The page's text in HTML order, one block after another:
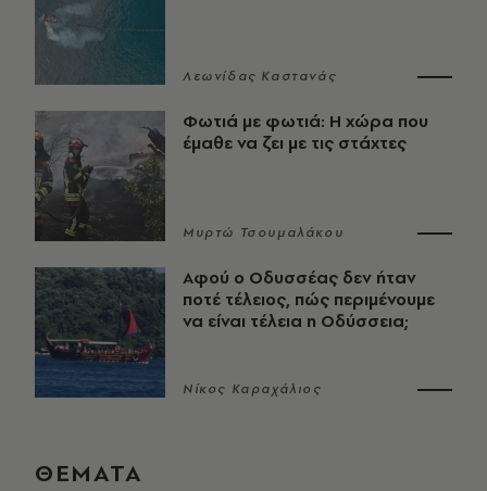
Λεωνίδας Καστανάς
Φωτιά με φωτιά: Η χώρα που
έμαθε να ζει με τις στάχτες
Μυρτώ Τσουμαλάκου
Αφού ο Οδυσσέας δεν ήταν
ποτέ τέλειος, πώς περιμένουμε
να είναι τέλεια η Οδύσσεια;
Νίκος Καραχάλιος
ΘΕΜΑΤΑ